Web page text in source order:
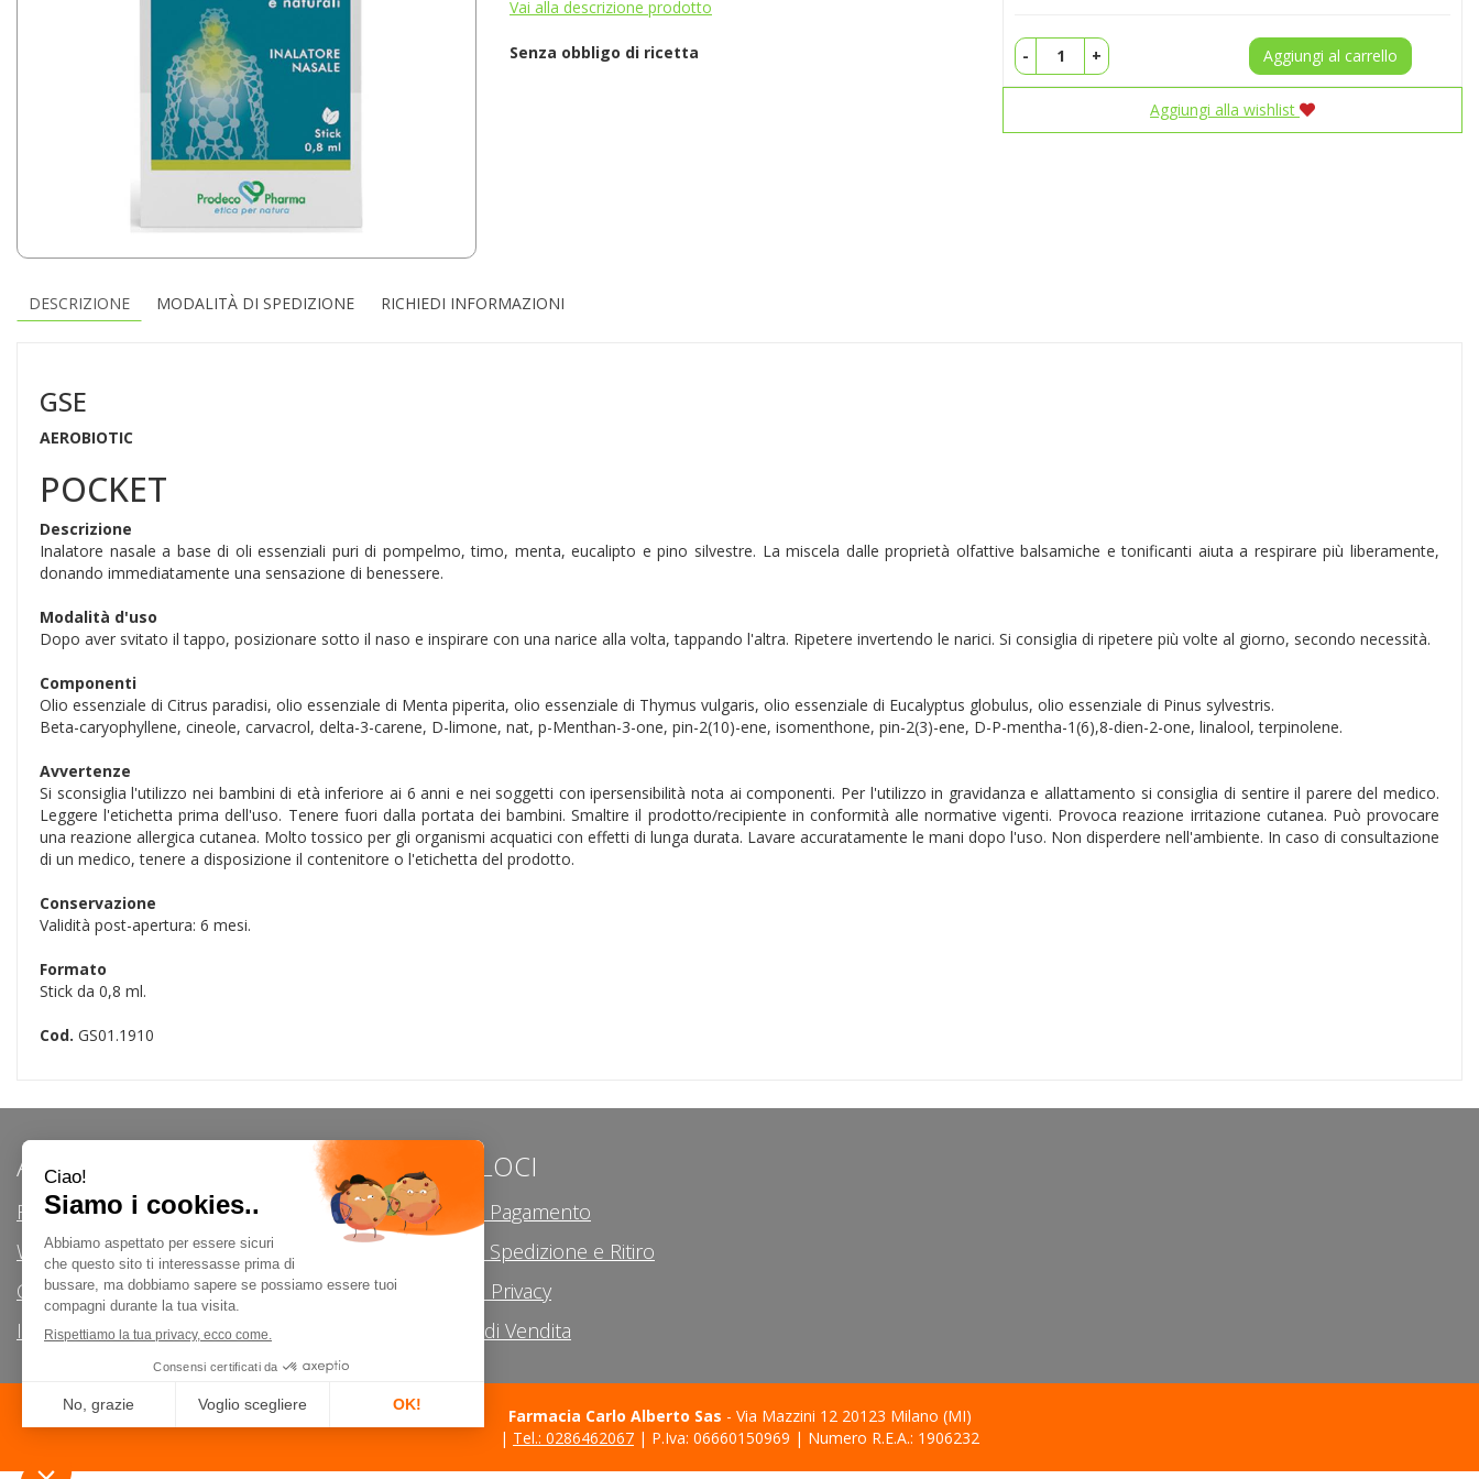
Vai alla descrizione prodotto
Senza obbligo di ricetta - + Aggiungi al carrello
Aggiungi alla wishlist
DESCRIZIONE MODALITÀ DI SPEDIZIONE RICHIEDI INFORMAZIONI
GSE
AEROBIOTIC
POCKET
Descrizione
Inalatore nasale a base di oli essenziali puri di pompelmo, timo, menta, eucalipto e pino silvestre. La miscela dalle proprietà olfattive balsamiche e tonificanti aiuta a respirare più liberamente,
donando immediatamente una sensazione di benessere.
Modalità d'uso
Dopo aver svitato il tappo, posizionare sotto il naso e inspirare con una narice alla volta, tappando l'altra. Ripetere invertendo le narici. Si consiglia di ripetere più volte al giorno, secondo necessità.
Componenti
Olio essenziale di Citrus paradisi, olio essenziale di Menta piperita, olio essenziale di Thymus vulgaris, olio essenziale di Eucalyptus globulus, olio essenziale di Pinus sylvestris.
Beta-caryophyllene, cineole, carvacrol, delta-3-carene, D-limone, nat, p-Menthan-3-one, pin-2(10)-ene, isomenthone, pin-2(3)-ene, D-P-mentha-1(6),8-dien-2-one, linalool, terpinolene.
Avvertenze
Si sconsiglia l'utilizzo nei bambini di età inferiore ai 6 anni e nei soggetti con ipersensibilità nota ai componenti. Per l'utilizzo in gravidanza e allattamento si consiglia di sentire il parere del medico.
Leggere l'etichetta prima dell'uso. Tenere fuori dalla portata dei bambini. Smaltire il prodotto/recipiente in conformità alle normative vigenti. Provoca reazione irritazione cutanea. Può provocare
una reazione allergica cutanea. Molto tossico per gli organismi acquatici con effetti di lunga durata. Lavare accuratamente le mani dopo l'uso. Non disperdere nell'ambiente. In caso di consultazione
di un medico, tenere a disposizione il contenitore o l'etichetta del prodotto.
Conservazione
Validità post-apertura: 6 mesi.
Formato
Stick da 0,8 ml.
Cod. GS01.1910
AREA UTENTE
Registrati
Wishlist
Contatti
Iscrizione alla Newsletter
LINK VELOCI
Modalità di Pagamento
Modalità di Spedizione e Ritiro
Informativa Privacy
Condizioni di Vendita
Farmacia Carlo Alberto Sas - Via Mazzini 12 20123 Milano (MI)
| Tel.: 0286462067 | P.Iva: 06660150969 | Numero R.E.A.: 1906232